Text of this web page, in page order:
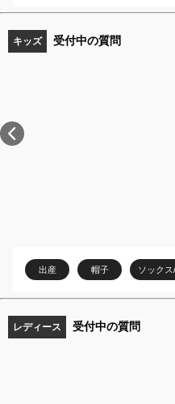
キッズ 受付中の質問
出産 帽子 ソック
レディース 受付中の質問